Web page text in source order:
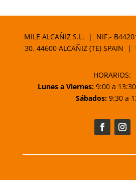
MILE ALCAÑIZ S.L. | NIF.-
30. 44600 ALCAÑIZ (TE) SPAIN
HORARIOS:
Lunes a Viernes: 9:00 a
Sábados:9:30 a